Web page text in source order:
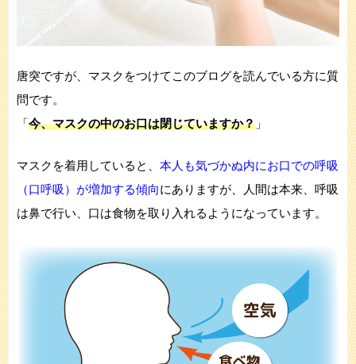
唐突ですが、マスクをつけてこのブログを読んでいる方に質
問です。
「今、マスクの中のお口は閉じていますか？ 」
マスクを着用していると、 本人も気づかぬ内にお口での呼吸
（口呼吸）が増加する傾向にありますが、人間は本来、呼吸
は鼻で行い、口は食物を取り入れるようになっています。